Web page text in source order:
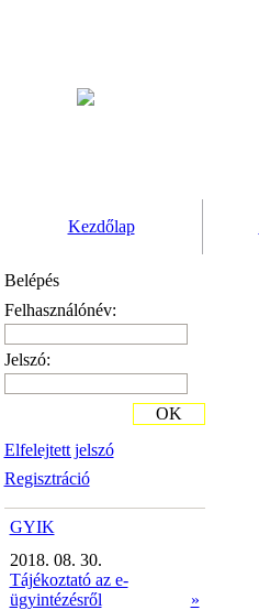
Kezdőlap
Belépés
Felhasználónév:
Jelszó:
Elfelejtett jelszó
Regisztráció
OK
GYIK
2018. 08. 30.
Tájékoztató az e-
ügyintézésről
»